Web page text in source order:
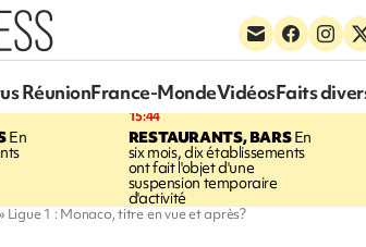
RéunionFrance-MondeVidéosFaits
En
15:44
RESTAURANTS, BARSEn
six mois, dix établissements
ont fait l'objet d'une
suspension temporaire
d'activité
Ligue 1 : Monaco, titre en vue et après?